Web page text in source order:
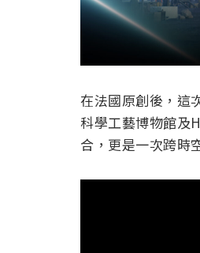
在法國原創後，這
科學工藝博物館及
合，更是一次跨時